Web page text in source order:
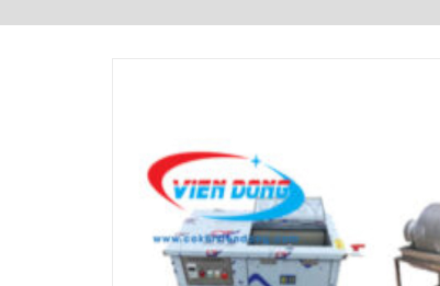
MÁY CHẾ BIẾN NÔNG SẢN
THIẾT BỊ LÀM ĐỒ ĂN NHANH